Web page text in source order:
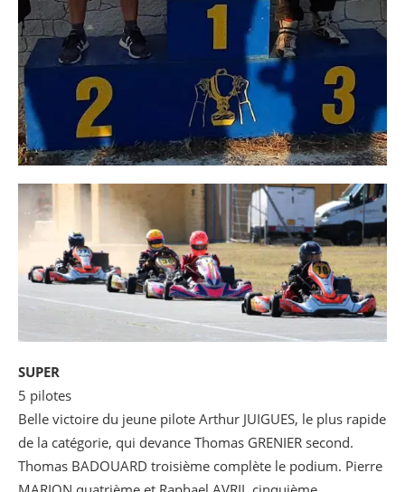
SUPER
5 pilotes
Belle victoire du jeune pilote Arthur JUIGUES, le plus rapide
de la catégorie, qui devance Thomas GRENIER second.
Thomas BADOUARD troisième complète le podium. Pierre